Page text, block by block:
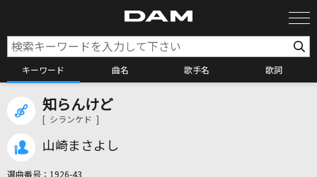
キーワード 曲名 歌手名 歌詞
知らんけど
[ シランケド ]
山崎まさよし
選曲番号： 1926-43